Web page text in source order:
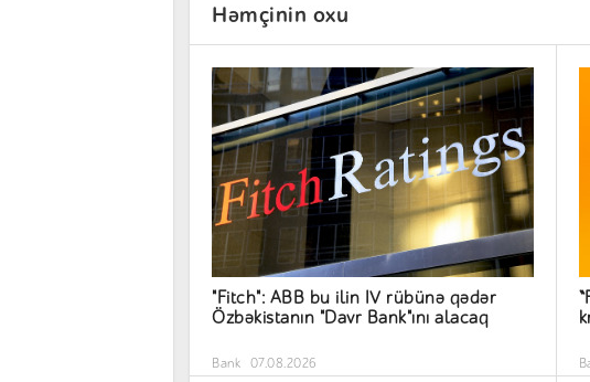
Həmçinin oxu
"Fitch": ABB bu ilin IV rübünə qədər
Özbəkistanın "Davr Bank"ını alacaq
Bank 07.08.2026